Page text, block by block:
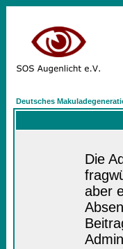
Deutsches
Die
aber